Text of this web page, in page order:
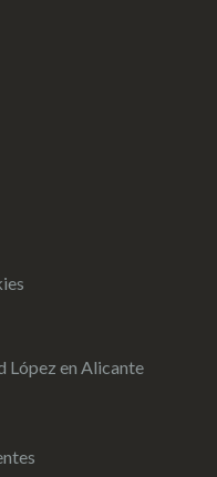
López en Alicante